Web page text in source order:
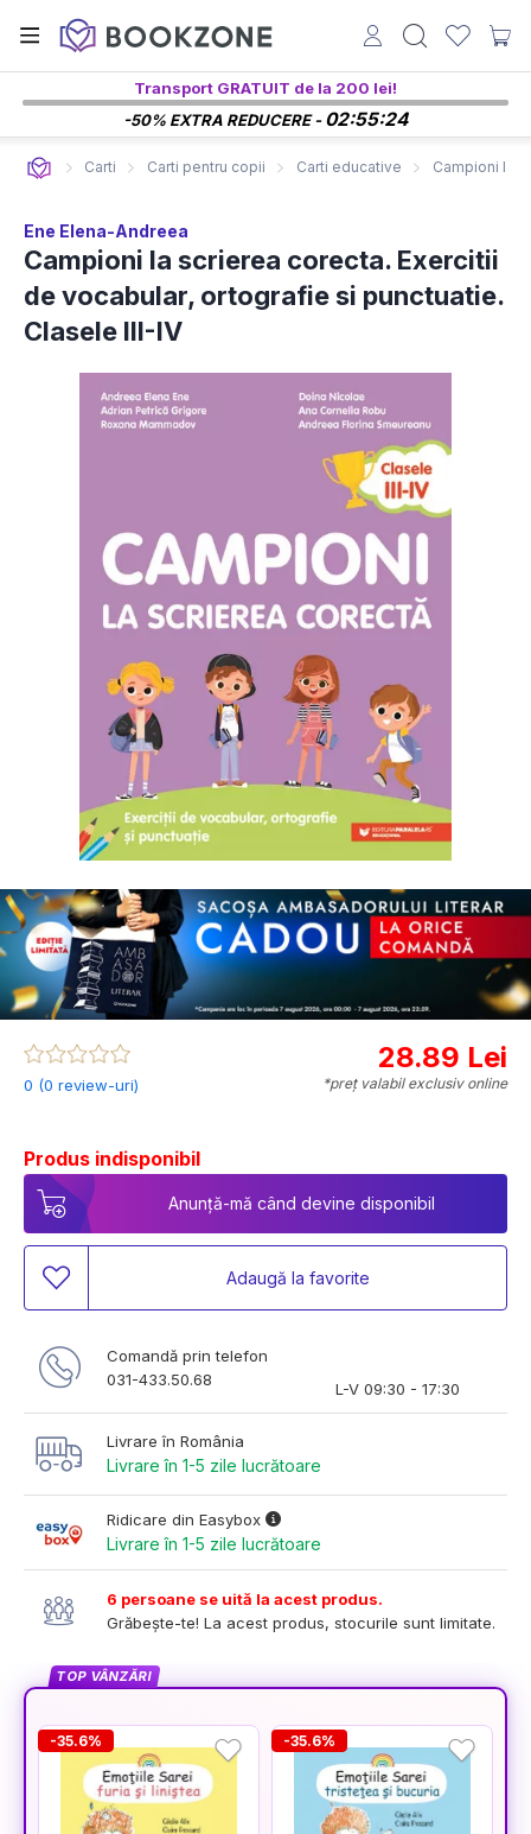
Transport GRATUIT de la 200 lei!
-50% EXTRA REDUCERE -02:55:23
Carti Carti pentru copii Carti educative Campioni la
Ene Elena-Andreea
Campioni la scrierea corecta. Exercitii
de vocabular, ortografie si punctuatie.
Clasele III-IV
0 (0 review-uri)
28.89 Lei
*preț valabil exclusiv online
Produs indisponibil
Anunță-mă când devine disponibil
Adaugă la favorite
Comandă prin telefon
031-433.50.68
L-V 09:30 - 17:30
Livrare în România
Livrare în 1-5 zile lucrătoare
Ridicare din Easybox
Livrare în 1-5 zile lucrătoare
6 persoane se uită la acest produs.
Grăbește-te! La acest produs, stocurile sunt limitate.
TOP VÂNZĂRI
-35.6% -35.6%